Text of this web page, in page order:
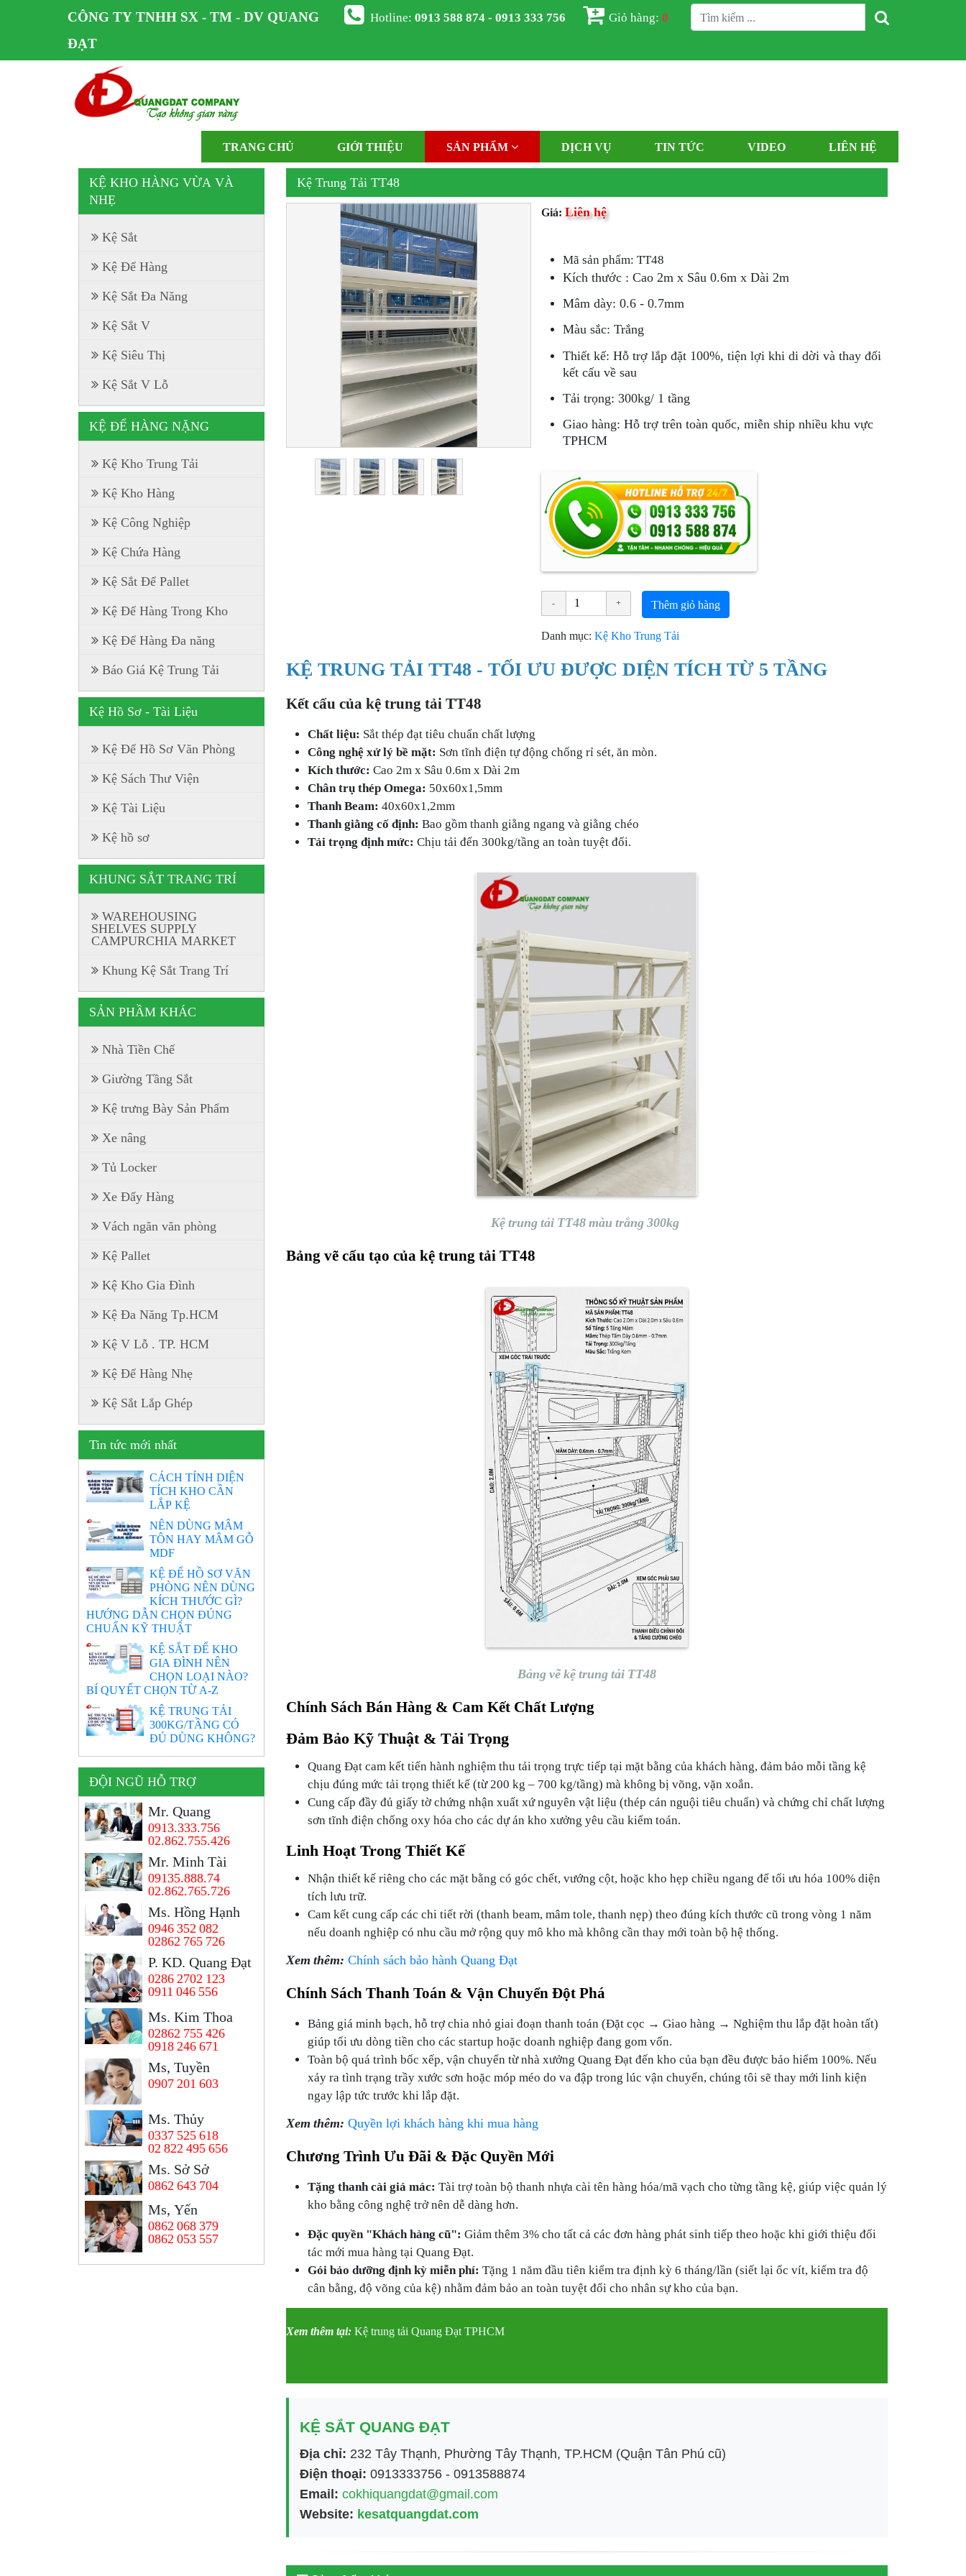
CÔNG TY TNHH SX - TM - DV QUANG
ĐẠT
Hotline:0913 588 874 - 0913 333 756 Giỏ hàng:0
TRANG CHỦ GIỚI THIỆU SẢN PHẨM DỊCH VỤ TIN TỨC VIDEO LIÊN HỆ
Kệ Trung Tải TT48
Giá: Liên hệ
Mã sản phẩm: TT48
Kích thước : Cao 2m x Sâu 0.6m x Dài 2m
Mâm dày: 0.6 - 0.7mm
Màu sắc: Trắng
Thiết kế: Hỗ trợ lắp đặt 100%, tiện lợi khi di dời và thay đổi
kết cấu về sau
Tải trọng: 300kg/ 1 tầng
Giao hàng: Hỗ trợ trên toàn quốc, miễn ship nhiều khu vực
TPHCM
Thêm giỏ hàng
Danh mục: Kệ Kho Trung Tải
KỆ TRUNG TẢI TT48 - TỐI ƯU ĐƯỢC DIỆN TÍCH TỪ 5 TẦNG
Kết cấu của kệ trung tải TT48
Chất liệu: Sắt thép đạt tiêu chuẩn chất lượng
Công nghệ xử lý bề mặt: Sơn tĩnh điện tự động chống rỉ sét, ăn mòn.
Kích thước: Cao 2m x Sâu 0.6m x Dài 2m
Chân trụ thép Omega: 50x60x1,5mm
Thanh Beam: 40x60x1,2mm
Thanh giằng cố định: Bao gồm thanh giằng ngang và giằng chéo
Tải trọng định mức: Chịu tải đến 300kg/tầng an toàn tuyệt đối.
Kệ trung tải TT48 màu trắng 300kg
Bảng vẽ cấu tạo của kệ trung tải TT48
Bảng vẽ kệ trung tải TT48
Chính Sách Bán Hàng & Cam Kết Chất Lượng
Đảm Bảo Kỹ Thuật & Tải Trọng
Quang Đạt cam kết tiến hành nghiệm thu tải trọng trực tiếp tại mặt bằng của khách hàng, đảm bảo mỗi tầng kệ
chịu đúng mức tải trọng thiết kế (từ 200 kg – 700 kg/tầng) mà không bị võng, vặn xoắn.
Cung cấp đầy đủ giấy tờ chứng nhận xuất xứ nguyên vật liệu (thép cán nguội tiêu chuẩn) và chứng chỉ chất lượng
sơn tĩnh điện chống oxy hóa cho các dự án kho xưởng yêu cầu kiểm toán.
Linh Hoạt Trong Thiết Kế
Nhận thiết kế riêng cho các mặt bằng có góc chết, vướng cột, hoặc kho hẹp chiều ngang để tối ưu hóa 100% diện
tích lưu trữ.
Cam kết cung cấp các chi tiết rời (thanh beam, mâm tole, thanh nẹp) theo đúng kích thước cũ trong vòng 1 năm
nếu doanh nghiệp có nhu cầu mở rộng quy mô kho mà không cần thay mới toàn bộ hệ thống.
Xem thêm: Chính sách bảo hành Quang Đạt
Chính Sách Thanh Toán & Vận Chuyển Đột Phá
Bảng giá minh bạch, hỗ trợ chia nhỏ giai đoạn thanh toán (Đặt cọc → Giao hàng → Nghiệm thu lắp đặt hoàn tất)
giúp tối ưu dòng tiền cho các startup hoặc doanh nghiệp đang gom vốn.
Toàn bộ quá trình bốc xếp, vận chuyển từ nhà xưởng Quang Đạt đến kho của bạn đều được bảo hiểm 100% . Nếu
xảy ra tình trạng trầy xước sơn hoặc móp méo do va đập trong lúc vận chuyển, chúng tôi sẽ thay mới linh kiện
ngay lập tức trước khi lắp đặt.
Xem thêm: Quyền lợi khách hàng khi mua hàng
Chương Trình Ưu Đãi & Đặc Quyền Mới
Tặng thanh cài giá mác: Tài trợ toàn bộ thanh nhựa cài tên hàng hóa/mã vạch cho từng tầng kệ, giúp việc quản lý
kho bằng công nghệ trở nên dễ dàng hơn.
Đặc quyền "Khách hàng cũ": Giảm thêm 3% cho tất cả các đơn hàng phát sinh tiếp theo hoặc khi giới thiệu đối
tác mới mua hàng tại Quang Đạt.
Gói bảo dưỡng định kỳ miễn phí: Tặng 1 năm đầu tiên kiểm tra định kỳ 6 tháng/lần (siết lại ốc vít, kiểm tra độ
cân bằng, độ võng của kệ) nhằm đảm bảo an toàn tuyệt đối cho nhân sự kho của bạn.
Xem thêm tại: Kệ trung tải Quang Đạt TPHCM
KỆ SẮT QUANG ĐẠT
Địa chỉ: 232 Tây Thạnh, Phường Tây Thạnh, TP.HCM (Quận Tân Phú cũ)
Điện thoại: 0913333756 - 0913588874
Email: cokhiquangdat@gmail.com
Website: kesatquangdat.com
KỆ KHO HÀNG VỪA VÀ
NHẸ
Kệ Sắt
Kệ Để Hàng
Kệ Sắt Đa Năng
Kệ Sắt V
Kệ Siêu Thị
Kệ Sắt V Lỗ
KỆ ĐỂ HÀNG NẶNG
Kệ Kho Trung Tải
Kệ Kho Hàng
Kệ Công Nghiệp
Kệ Chứa Hàng
Kệ Sắt Để Pallet
Kệ Để Hàng Trong Kho
Kệ Để Hàng Đa năng
Báo Giá Kệ Trung Tải
Kệ Hồ Sơ - Tài Liệu
Kệ Để Hồ Sơ Văn Phòng
Kệ Sách Thư Viện
Kệ Tài Liệu
Kệ hồ sơ
KHUNG SẮT TRANG TRÍ
WAREHOUSING
SHELVES SUPPLY
CAMPURCHIA MARKET
Khung Kệ Sắt Trang Trí
SẢN PHẦM KHÁC
Nhà Tiền Chế
Giường Tầng Sắt
Kệ trưng Bày Sản Phẩm
Xe nâng
Tủ Locker
Xe Đẩy Hàng
Vách ngăn văn phòng
Kệ Pallet
Kệ Kho Gia Đình
Kệ Đa Năng Tp.HCM
Kệ V Lỗ . TP. HCM
Kệ Để Hàng Nhẹ
Kệ Sắt Lắp Ghép
Tin tức mới nhất
CÁCH TÍNH DIỆN
TÍCH KHO CẦN
LẮP KỆ
NÊN DÙNG MÂM
TÔN HAY MÂM GỖ
MDF
KỆ ĐỂ HỒ SƠ VĂN
PHÒNG NÊN DÙNG
KÍCH THƯỚC GÌ?
HƯỚNG DẪN CHỌN ĐÚNG
CHUẨN KỸ THUẬT
KỆ SẮT ĐỂ KHO
GIA ĐÌNH NÊN
CHỌN LOẠI NÀO?
BÍ QUYẾT CHỌN TỪ A-Z
KỆ TRUNG TẢI
300KG/TẦNG CÓ
ĐỦ DÙNG KHÔNG?
ĐỘI NGŨ HỖ TRỢ
Mr. Quang
0913.333.756
02.862.755.426
Mr. Minh Tài
09135.888.74
02.862.765.726
Ms. Hồng Hạnh
0946 352 082
02862 765 726
P. KD. Quang Đạt
0286 2702 123
0911 046 556
Ms. Kim Thoa
02862 755 426
0918 246 671
Ms, Tuyền
0907 201 603
Ms. Thủy
0337 525 618
02 822 495 656
Ms. Sở Sở
0862 643 704
Ms, Yến
0862 068 379
0862 053 557